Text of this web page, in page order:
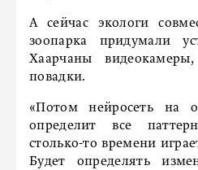
А сейчас экологи
зоопарка придумали
Хаарчаны
повадки.
«Потом нейросеть на
определит все
столько-то времени
Будет определять